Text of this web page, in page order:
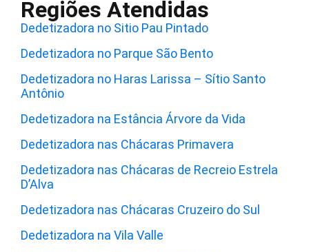
Regiões Atendidas
Dedetizadora no Sitio Pau Pintado
Dedetizadora no Parque São Bento
Dedetizadora no Haras Larissa – Sítio Santo
Antônio
Dedetizadora na Estância Árvore da Vida
Dedetizadora nas Chácaras Primavera
Dedetizadora nas Chácaras de Recreio Estrela
D’Alva
Dedetizadora nas Chácaras Cruzeiro do Sul
Dedetizadora na Vila Valle